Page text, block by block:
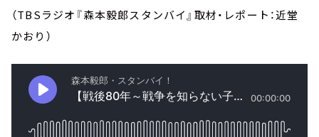
（TBSラジオ『森本毅郎スタンバイ』取材・レポート：近堂
かおり）